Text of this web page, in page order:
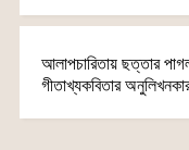
আলাপচারিতায় ছত্তার
গীতাখ্যকবিতার